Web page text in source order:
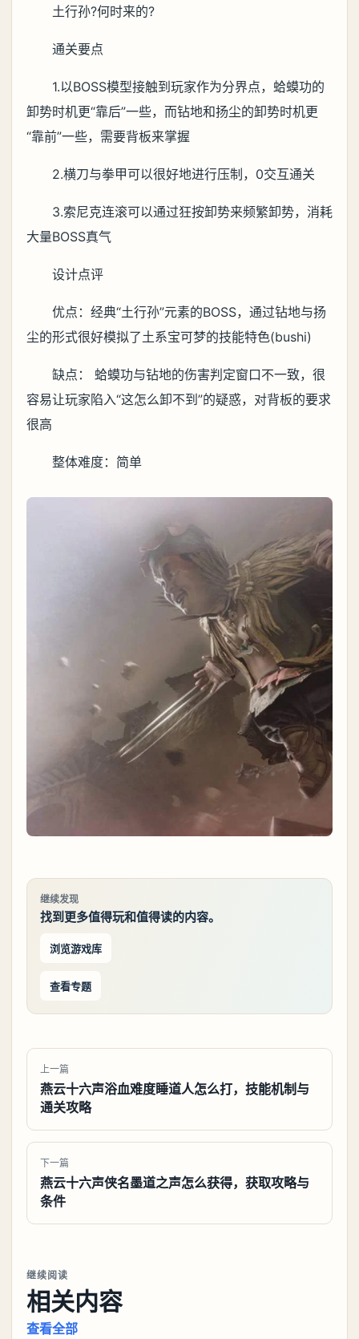
土行孙?何时来的?
通关要点
1.以BOSS模型接触到玩家作为分界点，蛤蟆功的
卸势时机更“靠后”一些，而钻地和扬尘的卸势时机更
“靠前”一些，需要背板来掌握
2.横刀与拳甲可以很好地进行压制，0交互通关
3.索尼克连滚可以通过狂按卸势来频繁卸势，消耗
大量BOSS真气
设计点评
优点：经典“土行孙”元素的BOSS，通过钻地与扬
尘的形式很好模拟了土系宝可梦的技能特色(bushi)
缺点： 蛤蟆功与钻地的伤害判定窗口不一致，很
容易让玩家陷入“这怎么卸不到”的疑惑，对背板的要求
很高
整体难度：简单
继续发现
找到更多值得玩和值得读的内容。
浏览游戏库
查看专题
上一篇
燕云十六声浴血难度睡道人怎么打，技能机制与
通关攻略
下一篇
燕云十六声侠名墨道之声怎么获得，获取攻略与
条件
继续阅读
相关内容
查看全部